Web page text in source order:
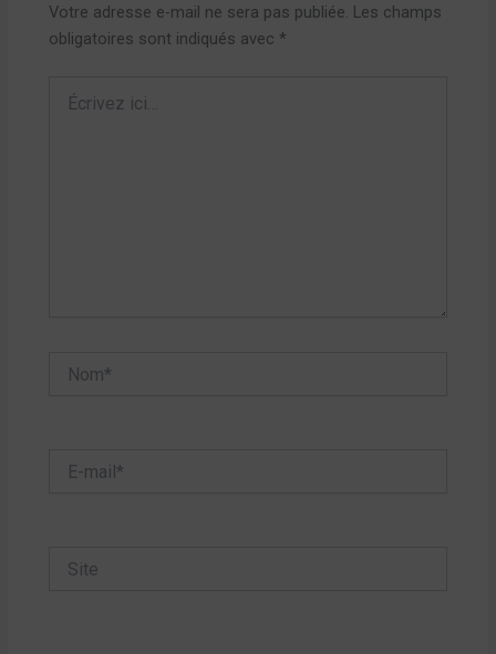
Votre adresse e-mail ne sera pas publiée. Les champs
obligatoires sont indiqués avec *
ici…
mail*